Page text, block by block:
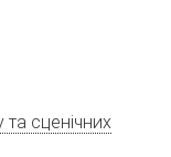
сценічних